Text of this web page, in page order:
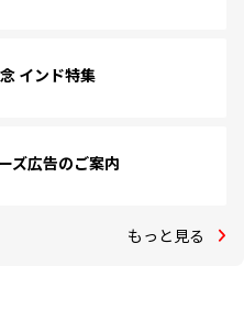
インド特集
ズ広告のご案内
もっと見る